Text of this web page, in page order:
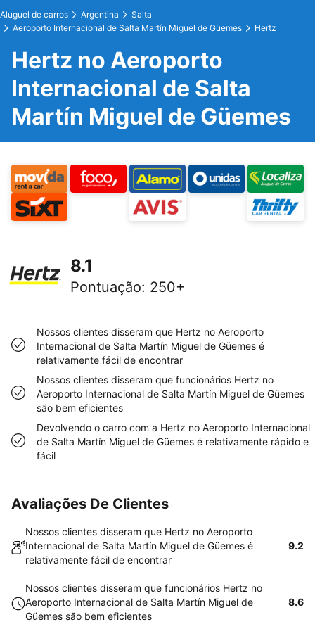
Aluguel de carros Argentina
Salta
Aeroporto Internacional de Salta Martín Miguel de Güemes
Hertz
Hertz no Aeroporto
Internacional de Salta
Martín Miguel de Güemes
8.1
Pontuação: 250+
Nossos clientes disseram que Hertz no Aeroporto
Internacional de Salta Martín Miguel de Güemes é
relativamente fácil de encontrar
Nossos clientes disseram que funcionários Hertz no
Aeroporto Internacional de Salta Martín Miguel de Güemes
são bem eficientes
Devolvendo o carro com a Hertz no Aeroporto Internacional
de Salta Martín Miguel de Güemes é relativamente rápido e
fácil
Avaliações De Clientes
Nossos clientes disseram que Hertz no Aeroporto
Internacional de Salta Martín Miguel de Güemes é
relativamente fácil de encontrar
9.2
Nossos clientes disseram que funcionários Hertz no
Aeroporto Internacional de Salta Martín Miguel de
Güemes são bem eficientes
8.6